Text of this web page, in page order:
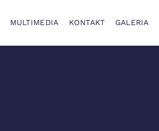
MULTIMEDIA KONTAKT GALERIA